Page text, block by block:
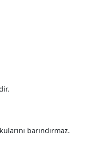
barındırmaz.